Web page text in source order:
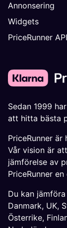
Annonsering
Widgets
PriceRunner API
Sedan 1999
att hitta bästa
PriceRunner
Vår vision är
jämförelse av
PriceRunner
Du kan
Danmark, UK,
Österrike,